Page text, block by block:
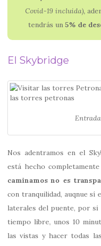
Covid-19 incluida),
tendrás un 5% de
El Skybridge
Nos adentramos en el
está hecho
caminamos no es
con tranquilidad, auqnue sí
laterales del puente, por si
tiempo libre, unos 10
las vistas y hacer todas